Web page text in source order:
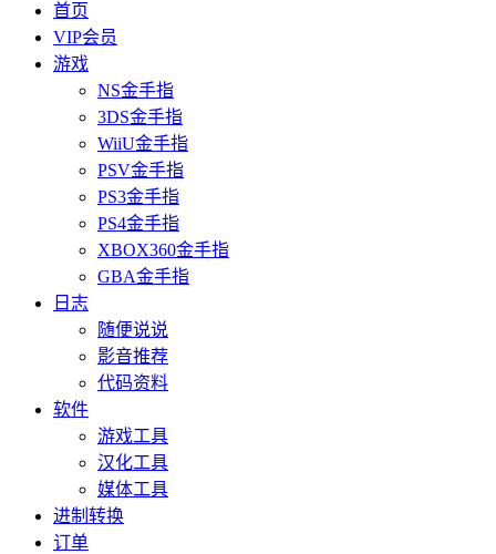
首页
VIP会员
游戏
NS金手指
3DS金手指
WiiU金手指
PSV金手指
PS3金手指
PS4金手指
XBOX360金手指
GBA金手指
日志
随便说说
影音推荐
代码资料
软件
游戏工具
汉化工具
媒体工具
进制转换
订单